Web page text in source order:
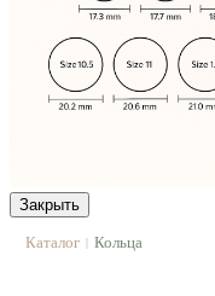
Закрыть
Каталог | Кольца